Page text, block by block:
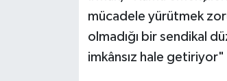
mücadele yürütmek
olmadığı bir sendikal
imkânsız hale